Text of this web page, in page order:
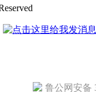
鲁公网安备